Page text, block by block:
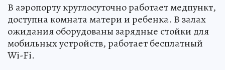
В аэропорту круглосуточно работает медпункт,
доступна комната матери и ребенка. В залах
ожидания оборудованы зарядные стойки для
мобильных устройств, работает бесплатный
Wi-Fi.